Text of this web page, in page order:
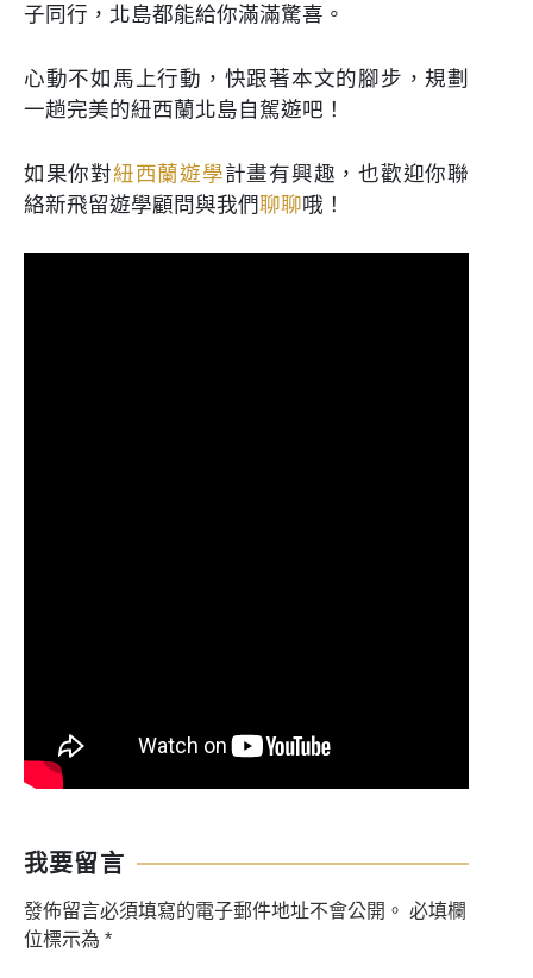
子同行，北島都能給你滿滿驚喜。
心動不如馬上行動，快跟著本文的腳步，規劃
一趟完美的紐西蘭北島自駕遊吧！
如果你對紐西蘭遊學計畫有興趣，也歡迎你聯
絡新飛留遊學顧問與我們聊聊哦！
我要留言
發佈留言必須填寫的電子郵件地址不會公開。 必填欄
位標示為 *